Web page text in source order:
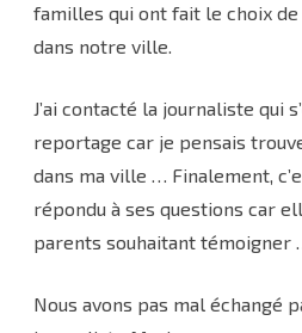
familles qui ont fait le choix
dans notre ville.
J’ai contacté la journaliste qui
reportage car je pensais
dans ma ville … Finalement,
répondu à ses questions car
parents souhaitant témoigner
Nous avons pas mal échangé